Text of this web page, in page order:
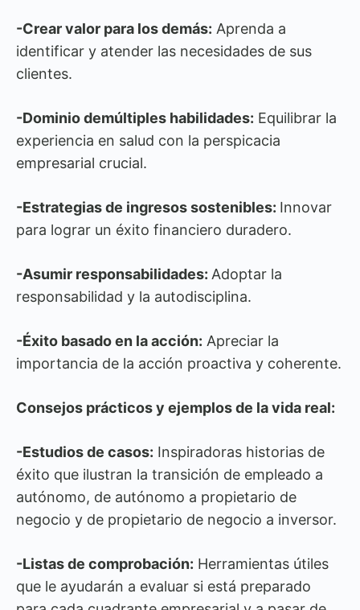
-Crear valor para los demás: Aprenda a
identificar y atender las necesidades de sus
clientes.
-Dominio demúltiples habilidades: Equilibrar la
experiencia en salud con la perspicacia
empresarial crucial.
-Estrategias de ingresos sostenibles: Innovar
para lograr un éxito financiero duradero.
-Asumir responsabilidades: Adoptar la
responsabilidad y la autodisciplina.
-Éxito basado en la acción: Apreciar la
importancia de la acción proactiva y coherente.
Consejos prácticos y ejemplos de la vida real:
-Estudios de casos: Inspiradoras historias de
éxito que ilustran la transición de empleado a
autónomo, de autónomo a propietario de
negocio y de propietario de negocio a inversor.
-Listas de comprobación: Herramientas útiles
que le ayudarán a evaluar si está preparado